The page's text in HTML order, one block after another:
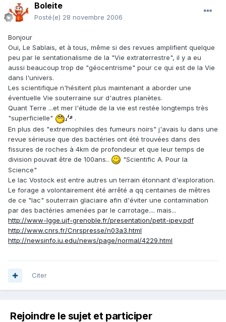
Boleite
Posté(e) 28 novembre 2006
Bonjour
Oui, Le Sablais, et à tous, même si des revues amplifient quelque
peu par le sentationalisme de la "Vie extraterrestre", il y a eu
aussi beaucoup trop de "géocentrisme" pour ce qui est de la Vie
dans l'univers.
Les scientifique n'hésitent plus maintenant a aborder une
éventuelle Vie souterraine sur d'autres planètes.
Quant Terre ...et mer l'étude de la vie est restée longtemps très
"superficielle"
.
En plus des "extremophiles des fumeurs noirs" j'avais lu dans une
revue sérieuse que des bactéries ont été trouvées dans des
fissures de roches à 4km de profondeur et que leur temps de
division pouvait être de 100ans..
"Scientific A. Pour la
Science"
Le lac Vostock est entre autres un terrain étonnant d'exploration.
Le forage a volontairement été arrêté a qq centaines de mêtres
de ce "lac" souterrain glaciaire afin d'éviter une contamination
par des bactéries amenées par le carrotage.... mais...
http://www-lgge.ujf-grenoble.fr/presentation/petit-ipev.pdf
http://www.cnrs.fr/Cnrspresse/n03a3.html
http://newsinfo.iu.edu/news/page/normal/4229.html
Citer
Rejoindre le sujet et participer